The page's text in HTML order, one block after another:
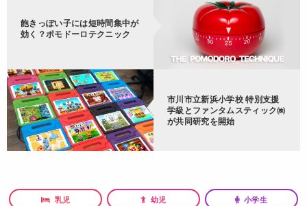
飽きっぽい子には短時間集中が
効く？ポモドーロテクニック
市川市立新浜小学校 特別支援
学級とファンタムスティック㈱
が共同研究を開始
乳児 幼児 小学生